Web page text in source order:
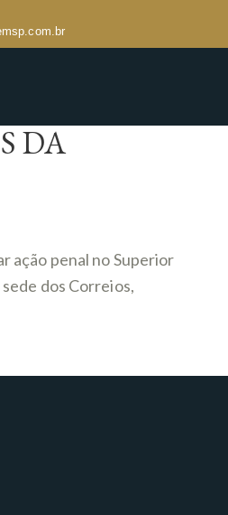
DA
ação penal no Superior
dos Correios,